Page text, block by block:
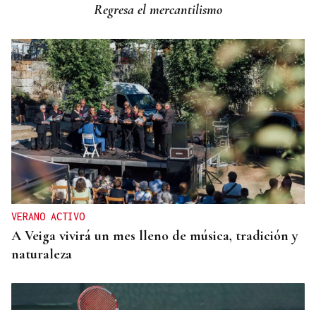
incursión ucraniana en Kursk
Regresa el mercantilismo
VERANO ACTIVO
A Veiga vivirá un mes lleno de música, tradición y
naturaleza